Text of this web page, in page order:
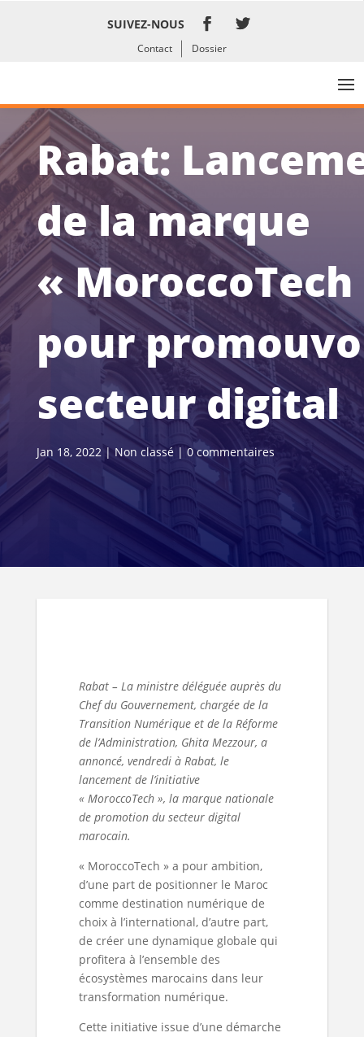
SUIVEZ-NOUS
Contact Dossier
Rabat:
de la marque
«
pour
secteur digital
Jan 18, 2022| Non classé| 0 commentaires
Rabat – La ministre déléguée auprès du
Chef du Gouvernement, chargée de la
Transition Numérique et de la Réforme
de l’Administration, Ghita Mezzour, a
annoncé, vendredi à Rabat, le
lancement de l’initiative
« MoroccoTech », la marque nationale
de promotion du secteur digital
marocain.
« MoroccoTech » a pour ambition,
d’une part de positionner le Maroc
comme destination numérique de
choix à l’international, d’autre part,
de créer une dynamique globale qui
profitera à l’ensemble des
écosystèmes marocains dans leur
transformation numérique.
Cette initiative issue d’une démarche